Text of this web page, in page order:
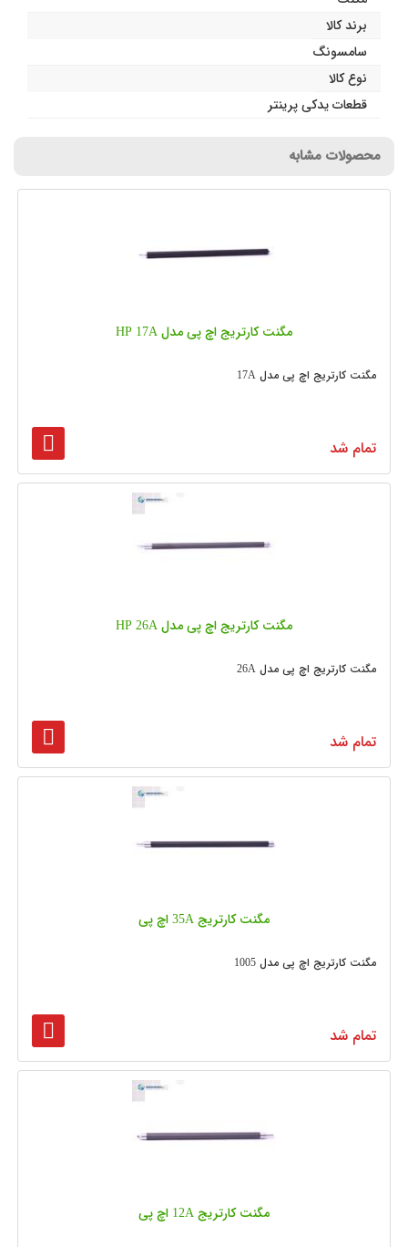
برند کالا
سامسونگ
نوع کالا
قطعات یدکی پرینتر
محصولات مشابه
مگنت کارتریج اچ پی مدل HP 17A
مگنت کارتریج اچ پی مدل 17A
تمام شد
مگنت کارتریج اچ پی مدل HP 26A
مگنت کارتریج اچ پی مدل 26A
تمام شد
مگنت کارتریج 35A اچ پی
مگنت کارتریج اچ پی مدل 1005
تمام شد
مگنت کارتریج 12A اچ پی